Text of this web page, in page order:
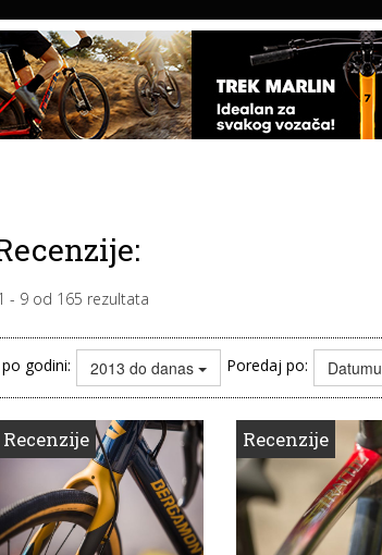
- 9 od 165 rezultata
po godini: 2013 do danas Poredaj po:
Recenzije Recenzije